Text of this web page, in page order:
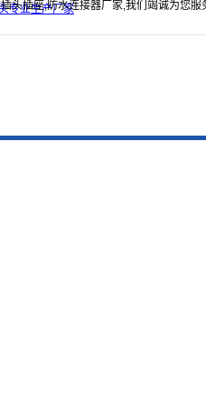
头插座,防水连接器厂家,我们竭诚为您服